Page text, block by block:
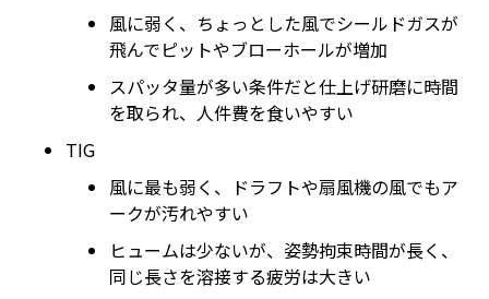
風に弱く、ちょっとした風でシールドガスが
飛んでピットやブローホールが増加
スパッタ量が多い条件だと仕上げ研磨に時間
を取られ、人件費を食いやすい
TIG
風に最も弱く、ドラフトや扇風機の風でもア
ークが汚れやすい
ヒュームは少ないが、姿勢拘束時間が長く、
同じ長さを溶接する疲労は大きい